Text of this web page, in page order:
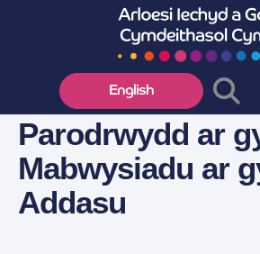
English
Parodrwydd ar
Mabwysiadu ar
Addasu